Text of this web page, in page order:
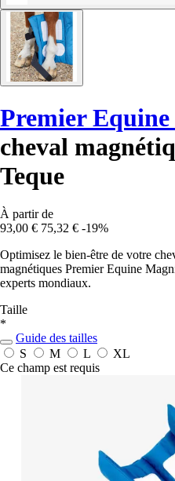
Premier Equine
cheval
Teque
À partir de
93,00 € 75,32 € -19%
Optimisez le bien-être de votre
magnétiques Premier Equine
experts mondiaux.
Taille
*
Guide des tailles
S
M L
XL
Ce champ est requis